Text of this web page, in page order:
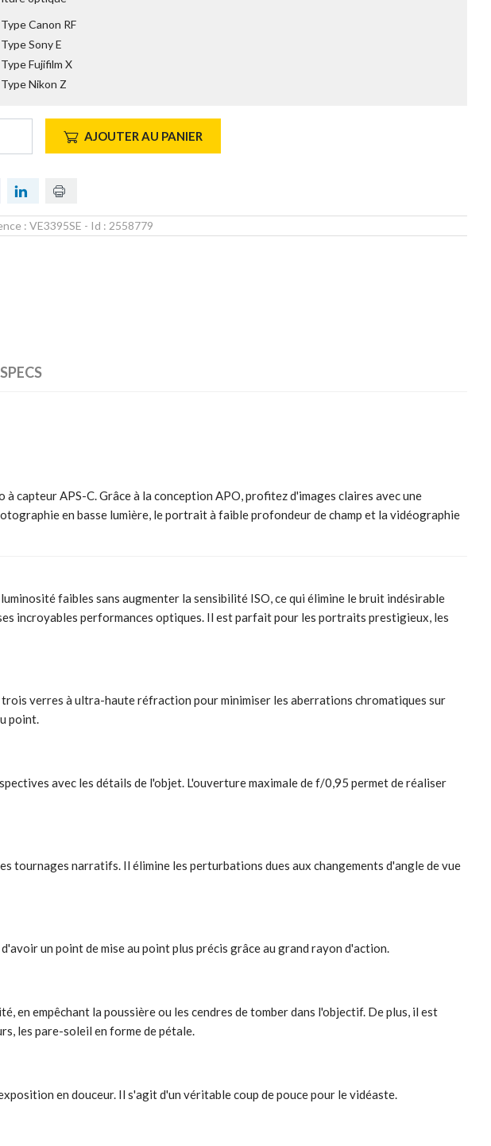
Type Canon RF
Type Sony E
Type Fujifilm X
Type Nikon Z
AJOUTER AU PANIER
: VE3395SE - Id : 2558779
SPECS
capteur APS-C. Grâce à la conception APO, profitez d'images claires avec une
en basse lumière, le portrait à faible profondeur de champ et la vidéographie
faibles sans augmenter la sensibilité ISO, ce qui élimine le bruit indésirable
incroyables performances optiques. Il est parfait pour les portraits prestigieux, les
verres à ultra-haute réfraction pour minimiser les aberrations chromatiques sur
point.
avec les détails de l'objet. L'ouverture maximale de f/0,95 permet de réaliser
tournages narratifs. Il élimine les perturbations dues aux changements d'angle de vue
un point de mise au point plus précis grâce au grand rayon d'action.
en empêchant la poussière ou les cendres de tomber dans l'objectif. De plus, il est
les pare-soleil en forme de pétale.
en douceur. Il s'agit d'un véritable coup de pouce pour le vidéaste.